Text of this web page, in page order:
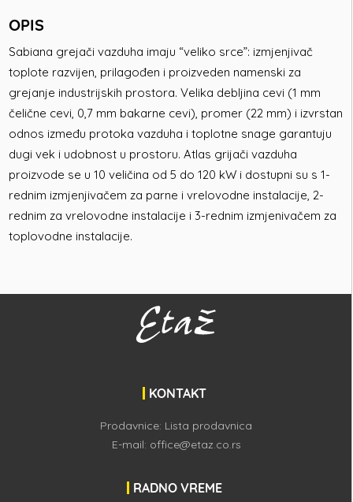
OPIS
Sabiana grejači vazduha imaju “veliko srce”: izmjenjivač
toplote razvijen, prilagođen i proizveden namenski za
grejanje industrijskih prostora. Velika debljina cevi (1 mm
čelične cevi, 0,7 mm bakarne cevi), promer (22 mm) i izvrstan
odnos između protoka vazduha i toplotne snage garantuju
dugi vek i udobnost u prostoru. Atlas grijači vazduha
proizvode se u 10 veličina od 5 do 120 kW i dostupni su s 1-
rednim izmjenjivačem za parne i vrelovodne instalacije, 2-
rednim za vrelovodne instalacije i 3-rednim izmjenivačem za
toplovodne instalacije.
KONTAKT
Prodavnice: Lista prodavnica
E-mail: office@etaz.co.rs
RADNO VREME